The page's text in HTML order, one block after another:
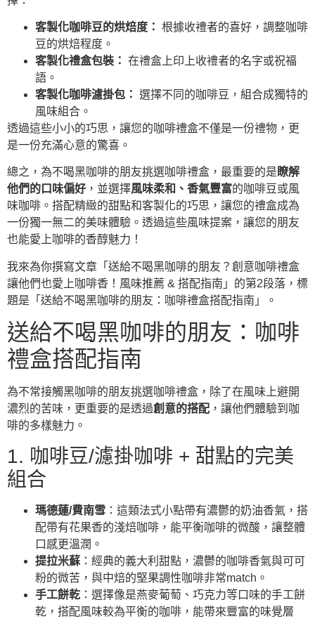
客製化咖啡豆的烘焙度： 根據收禮者的喜好，調整咖啡
豆的烘焙程度。
客製化禮盒包裝： 在禮盒上印上收禮者的名字或祝福
語。
客製化咖啡濾掛包： 選擇不同的咖啡豆，組合成獨特的
風味組合。
透過這些小小的巧思，讓您的咖啡禮盒不僅是一份禮物，更
是一份充滿心意的驚喜。
總之，為不喝黑咖啡的朋友挑選咖啡禮盒，最重要的是 瞭解
他們的口味偏好 ，並選擇風味柔和、香氣豐富的咖啡豆或風
味咖啡。搭配精緻的甜點和客製化的巧思，讓您的禮盒成為
一份獨一無二的美味體驗。透過這些風味提案，讓您的朋友
也能愛上咖啡的香醇魅力！
我來為你撰寫文章「送給不喝黑咖啡的朋友？創意咖啡禮盒
讓他們也愛上咖啡香！風味推薦 & 搭配指南」的第2段落，標
題是「送給不喝黑咖啡的朋友：咖啡禮盒搭配指南」。
送給不喝黑咖啡的朋友：咖啡
禮盒搭配指南
為不常接觸黑咖啡的朋友挑選咖啡禮盒，除了在風味上避開
濃烈的苦味，更重要的是透過創意的搭配 ，讓他們體驗到咖
啡的多樣魅力。
1. 咖啡豆/濾掛咖啡 + 甜點的完美
組合
瑪德蓮/費南雪 ：這類法式小點帶有濃鬱的奶油香氣，搭
配帶有花果香的淺焙咖啡，能平衡咖啡的微酸，讓整體
口感更溫潤。
提拉米蘇 ：經典的義大利甜點，濃鬱的咖啡香氣與可可
粉的微苦，與中焙的堅果調性咖啡非常match。
手工餅乾 ：選擇像是燕麥葡萄、巧克力等口味的手工餅
乾，搭配風味較為平衡的咖啡，能帶來豐富的味覺層